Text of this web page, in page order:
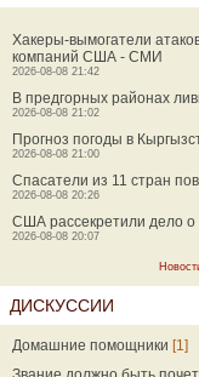
Хакеры-вымогатели
компаний США - СМИ
2026-08-08 21:42
В предгорных районах
2026-08-08 21:02
Прогноз погоды в
2026-08-08 21:00
Спасатели из 11 стран
2026-08-08 20:26
США рассекретили дело
2026-08-08 20:07
ДИСКУССИИ
Домашние помощники [1]